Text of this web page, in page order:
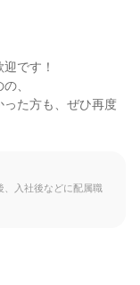
です！
、
た方も、ぜひ再度
、入社後などに配属職